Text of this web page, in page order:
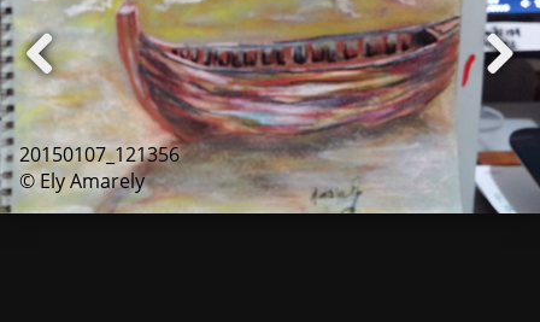
20150107_121356
© Ely Amarely